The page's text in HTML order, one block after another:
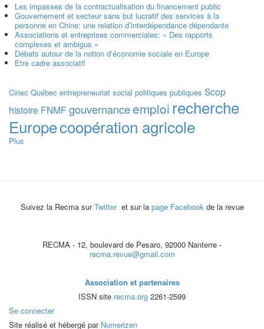
Les impasses de la contractualisation du financement public
Gouvernement et secteur sans but lucratif des services à la
personne en Chine: une relation d’interdépendance dépendante
Associations et entreprises commerciales: « Des rapports
complexes et ambigus »
Débats autour de la notion d’économie sociale en Europe
Etre cadre associatif
Ciriec Québec entrepreneuriat social politiques publiques Scop
histoire FNMF gouvernanceemploi recherche
Europecoopération agricole
Plus
Suivez la Recma surTwitter et sur la page Facebookde la revue
RECMA - 12, boulevard de Pesaro, 92000 Nanterre -
recma.revue@gmail.com
Association et partenaires
ISSN site recma.org 2261-2599
Se connecter
Site réalisé et hébergé par Numerizen